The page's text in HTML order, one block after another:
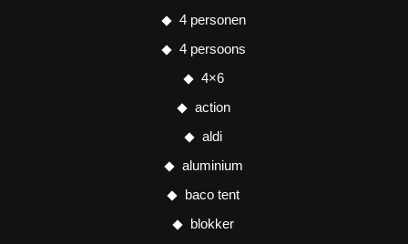
4 personen
4 persoons
4×6
action
aldi
aluminium
baco tent
blokker